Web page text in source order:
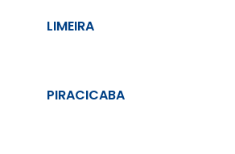
LIMEIRA
PIRACICABA